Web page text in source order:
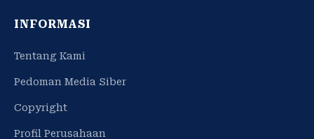
INFORMASI
Tentang Kami
Pedoman Media Siber
Copyright
Profil Perusahaan